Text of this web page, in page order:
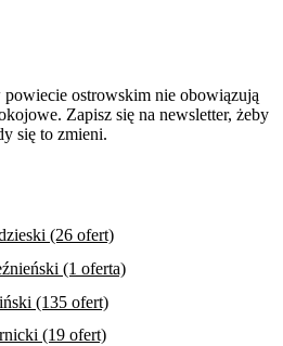
ostrowskim nie obowiązują
Zapisz się na newsletter, żeby
się to zmieni.
(26 ofert)
(1 oferta)
(135 ofert)
(19 ofert)